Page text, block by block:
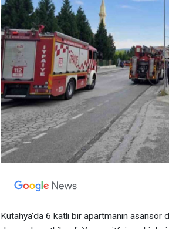
Kütahya’da 6 katlı bir apartmanın